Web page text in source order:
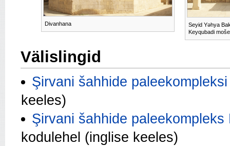
Divanhana
Seyid Yəhya
Keyqubadi
Välislingid
Şirvani šahhide
keeles)
Şirvani šahhide paleekompleks
kodulehel (inglise keeles)